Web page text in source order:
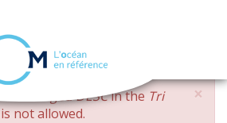
navigation
×
changed DESCin the Tri
not allowed.